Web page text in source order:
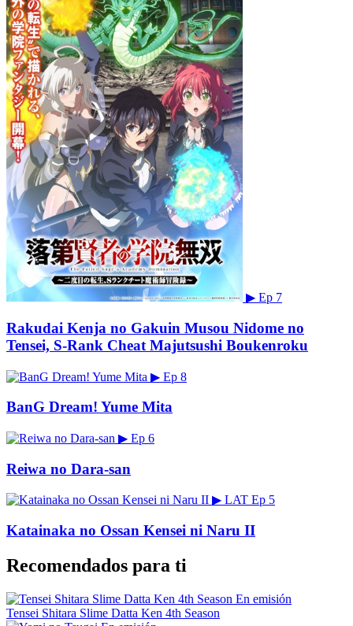
▶ Ep 7
Rakudai Kenja no Gakuin Musou Nidome no
Tensei, S-Rank Cheat Majutsushi Boukenroku
▶ Ep 8
BanG Dream! Yume Mita
▶ Ep 6
Reiwa no Dara-san
▶ LAT Ep 5
Katainaka no Ossan Kensei ni Naru II
Recomendados para ti
En emisión
Tensei Shitara Slime Datta Ken 4th Season